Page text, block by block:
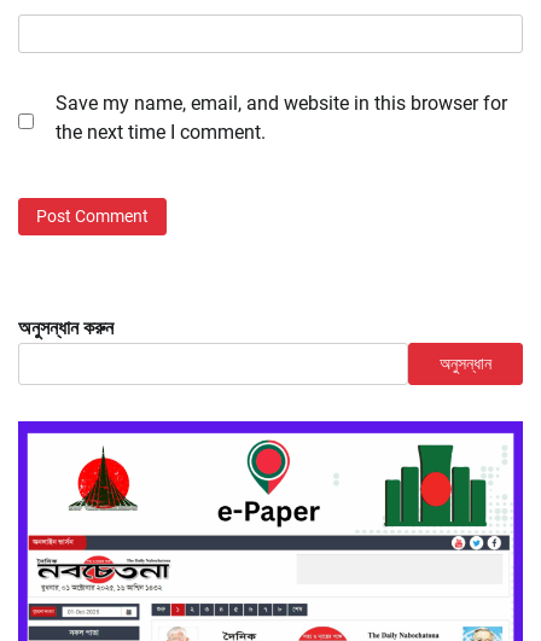
Save my name, email, and website in this browser for
the next time I comment.
অনুসন্ধান করুন
অনুসন্ধান